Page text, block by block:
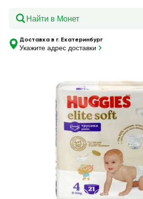
Доставка в г. Екатеринбург
Укажите адрес доставки